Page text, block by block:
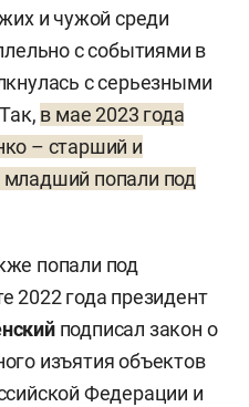
и чужой среди
с событиями в
с серьезными
в мае 2023 года
– старший и
попали под
попали под
2022 года президент
подписал закон о
изъятия объектов
Федерации и